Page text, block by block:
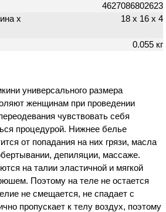
4627086802623
х
18 х 16 х 4
0.055 кг
универсального размера
женщинам при проведении
чувствовать себя
процедурой. Нижнее белье
от попадания на них грязи, масла
депиляции, массаже.
на талии эластичной и мягкой
Поэтому на теле не остается
не смещается, не спадает с
пропускает к телу воздух, поэтому